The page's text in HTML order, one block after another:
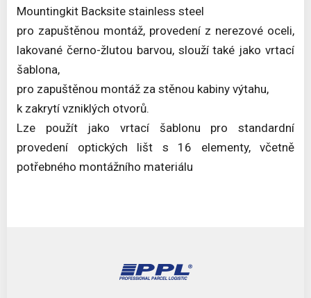
Mountingkit Backsite stainless steel
pro zapuštěnou montáž, provedení z nerezové oceli,
lakované černo-žlutou barvou, slouží také jako vrtací
šablona,
pro zapuštěnou montáž za stěnou kabiny výtahu,
k zakrytí vzniklých otvorů.
Lze použít jako vrtací šablonu pro standardní
provedení optických lišt s 16 elementy, včetně
potřebného montážního materiálu